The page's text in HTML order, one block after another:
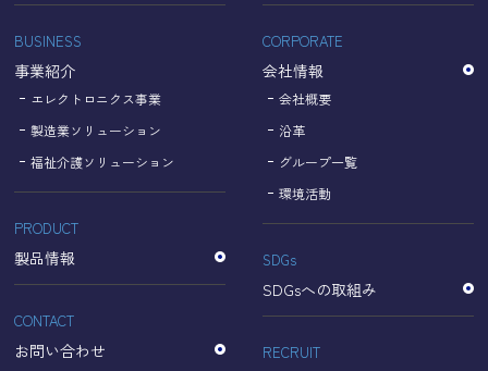
いてGoogle及び当サイトが行うデータ処理に関し、お客様
【Googleのプライバシーポリシー】
https://policies.google.com/privacy?hl=ja
https://policies.google.com/technologies/partner-sites?
hl=ja
個人情報に関するお問い合わせ窓口
名古屋理研電具株式会社
TEL：052-833-1248
BUSINESS
事業紹介
エレクトロニクス事業
製造業ソリューション
福祉介護ソリューション
PRODUCT
製品情報
CONTACT
お問い合わせ
CORPORATE
会社情報
会社概要
沿革
グループ一覧
環境活動
SDGs
SDGsへの取組み
RECRUIT